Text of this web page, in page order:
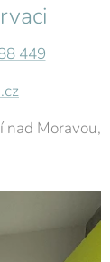
449
nad Moravou,